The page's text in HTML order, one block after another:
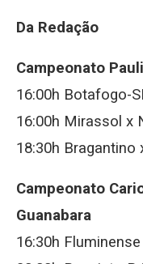
Da Redação
Campeonato
16:00h Botafogo-
16:00h Mirassol x
18:30h Bragantino
Campeonato
Guanabara
16:30h